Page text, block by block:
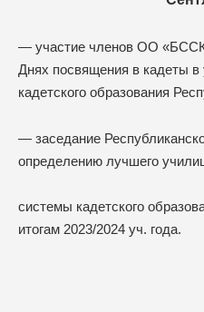
— участие членов ОО
Днях посвящения в кадеты
кадетского образования
— заседание
определению лучшего
системы кадетского
итогам 2023/2024 уч. года.